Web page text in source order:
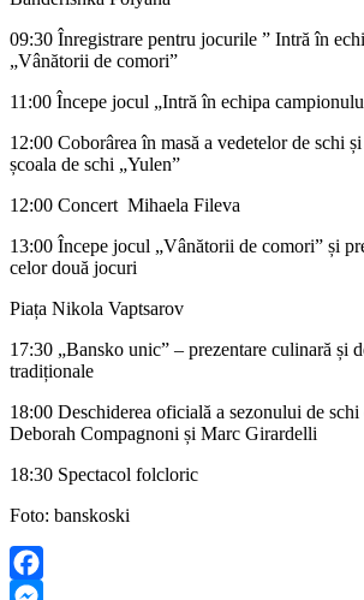
09:30 Înregistrare pentru jocurile ” Intră în
„Vânătorii de comori”
11:00 Începe jocul „Intră în echipa
12:00 Coborârea în masă a vedetelor de schi
școala de schi „Yulen”
12:00 Concert Mihaela Fileva
13:00 Începe jocul „Vânătorii de comori” și
celor două jocuri
Piața Nikola Vaptsarov
17:30 „Bansko unic” – prezentare culinară și
tradiționale
18:00 Deschiderea oficială a sezonului de schi
Deborah Compagnoni și Marc Girardelli
18:30 Spectacol folcloric
Foto: banskoski
Facebook